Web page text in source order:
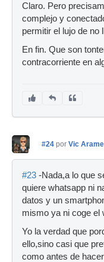
Claro. Pero
complejo y
permitir el lujo de no
En fin. Que son
contracorriente en
#24 por Vic
#23 -Nada,a lo que
quiere whatsapp ni
datos y un
mismo ya ni coge el
Yo la verdad que
ello,sino casi que
como antes de